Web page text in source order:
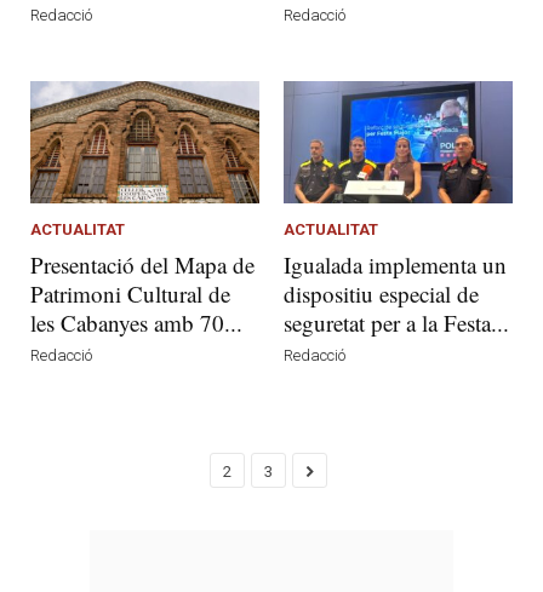
Redacció Redacció
ACTUALITAT
Presentació del Mapa de
Patrimoni Cultural de
les Cabanyes amb 70...
Redacció
ACTUALITAT
Igualada implementa un
dispositiu especial de
seguretat per a la Festa...
Redacció
2 3